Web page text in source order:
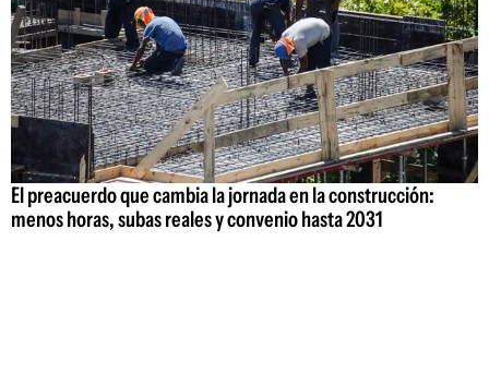
El preacuerdo que cambia la jornada en la construcción:
menos horas, subas reales y convenio hasta 2031